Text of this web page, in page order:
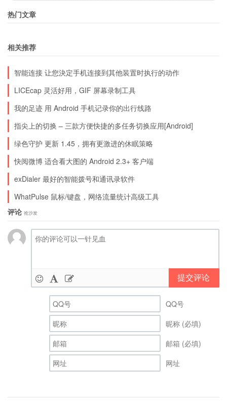
您正常启动它们时仍然拥有完整的功能和体
台『清洁工』服务，才能将经过绿色化的应用置于
休眠状态。
注意如果需要后台服务，请不要使用绿色守护
『绿色化』处理，比如闹钟、Gmail、即时通讯等
等。进行『绿色化』的程序在屏幕关闭一段时间后
将完全退出，无法使用任何后台服务。
Google Play | 来自93876软件园
热门文章
相关推荐
智能连接 让您決定手机连接到其他装置时执行的动作
LICEcap 灵活好用，GIF 屏幕录制工具
我的足迹 用 Android 手机记录你的出行线路
指尖上的切换 – 三款方便快捷的多任务切换应用[Android]
绿色守护 更新 1.45，拥有更激进的休眠策略
快阅微博 适合看大图的 Android 2.3+ 客户端
exDialer 最好的智能拨号和通讯录软件
WhatPulse 鼠标/键盘，网络流量统计高级工具
评论 抢沙发
提交评论
QQ号
昵称 (必填)
邮箱 (必填)
网址